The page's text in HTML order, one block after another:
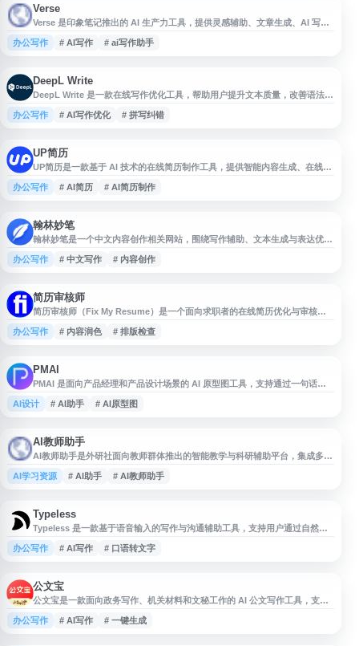
Verse
Verse 是印象笔记推出的 AI 生产力工具，提供灵感辅助、文章生成、AI 写作
与文件分析等功能，适用于会议纪要、公文假条、小说作文、日报、新闻稿及
广告文案等内容创作场景，帮助用户提升信息处理和写作效率。
办公写作 # AI写作 # ai写作助手
DeepL Write
DeepL Write 是一款在线写作优化工具，帮助用户提升文本质量，改善语法、
拼写、措辞和表达风格，让写作更清晰、准确、自然。适用于邮件、文章、报
告及日常文本编辑，支持免费试用。
办公写作 # AI写作优化 # 拼写纠错
UP简历
UP简历是一款基于 AI 技术的在线简历制作工具，提供智能内容生成、在线编
辑、多种简历模板、中英文切换及 PDF 导出等功能。适用于求职简历和个人
简历制作，帮助用户快速整理经历、优化简历内容并完成专业排版。
办公写作 # AI简历 # AI简历制作
翰林妙笔
翰林妙笔是一个中文内容创作相关网站，围绕写作辅助、文本生成与表达优化
等需求提供信息与工具入口。网站适合关注文案写作、学习写作、办公写作及
内容创作者参考使用，可作为中文写作资源与效率工具的导航收录项。
办公写作 # 中文写作 # 内容创作
简历审核师
简历审核师（Fix My Resume）是一个面向求职者的在线简历优化与审核工
具，提供简历内容检查、表达润色、结构建议和求职材料改进参考，帮助用户
发现简历中的信息缺失、表述不清和排版问题。网站适合用于简历修改、岗位
办公写作 # 内容润色 # 排版检查
PMAI
PMAI 是面向产品经理和产品设计场景的 AI 原型图工具，支持通过一句话生
成原型图，帮助快速完成产品界面构思与原型搭建。平台提供 AI 原型图生
成、PRD 生成等常用功能，可作为 Axure 等传统原型工具的辅助或替代方
AI设计 # AI助手 # AI原型图
AI教师助手
AI教师助手是外研社面向教师群体推出的智能教学与科研辅助平台，集成多版
本大语言模型能力，覆盖外语教学与全学科教学场景。平台支持教学计划生
成、教学内容设计、教学活动策划、智能出题、知识储备、多文档问答、学生
AI学习资源 # AI助手 # AI教师助手
Typeless
Typeless 是一款基于语音输入的写作与沟通辅助工具，支持用户通过自然说
话生成结构清晰、语气得体的消息、邮件和文档。平台可将口语内容整理为更
流畅、专业的文字，适用于日常办公、客户沟通、内容起草和个人写作等场
办公写作 # AI写作 # 口语转文字
公文宝
公文宝是一款面向政务写作、机关材料和文秘工作的 AI 公文写作工具，支持
工作总结、汇报材料、讲话稿、心得体会、方案简报等多类文档生成。平台基
于大语言模型提供公文助手、范文参考、格式校对、智能排版和模板下载等功
办公写作 # AI写作 # 一键生成